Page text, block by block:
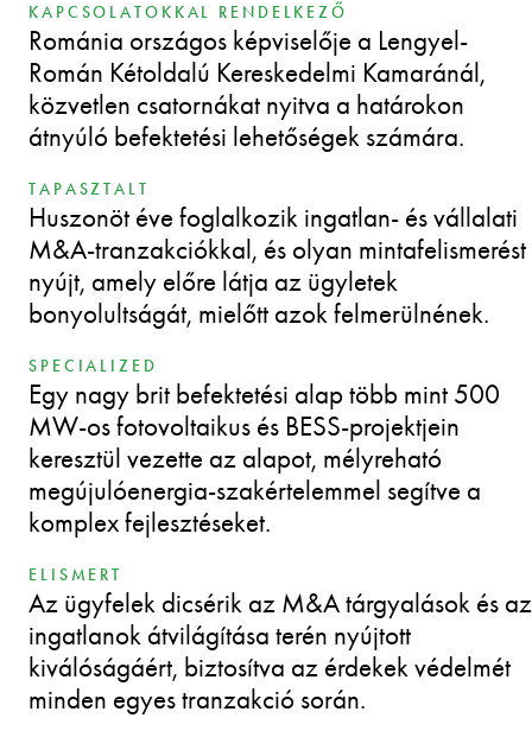
KAPCSOLATOKKAL RENDELKEZŐ
Románia országos képviselője a Lengyel-
Román Kétoldalú Kereskedelmi Kamaránál,
közvetlen csatornákat nyitva a határokon
átnyúló befektetési lehetőségek számára.
TAPASZTALT
Huszonöt éve foglalkozik ingatlan- és vállalati
M&A-tranzakciókkal, és olyan mintafelismerést
nyújt, amely előre látja az ügyletek
bonyolultságát, mielőtt azok felmerülnének.
SPECIALIZED
Egy nagy brit befektetési alap több mint 500
MW-os fotovoltaikus és BESS-projektjein
keresztül vezette az alapot, mélyreható
megújulóenergia-szakértelemmel segítve a
komplex fejlesztéseket.
ELISMERT
Az ügyfelek dicsérik az M&A tárgyalások és az
ingatlanok átvilágítása terén nyújtott
kiválóságáért, biztosítva az érdekek védelmét
minden egyes tranzakció során.